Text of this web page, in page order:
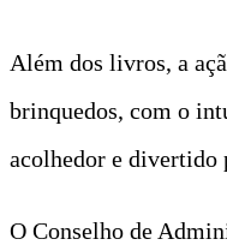
Além dos livros, a
brinquedos, com o
acolhedor e divertido
O Conselho de